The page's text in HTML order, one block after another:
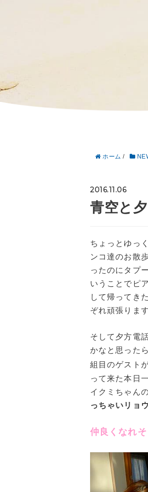
ホーム /
2016.11.06
青空と
ちょっとゆっ
ンコ達のお散
ったのにタプ
いうことでピ
して帰ってき
ぞれ頑張ります
そして夕方電
かなと思った
組目のゲスト
って来た本日
イクミちゃん
っちゃいリョ
仲良くなれそ